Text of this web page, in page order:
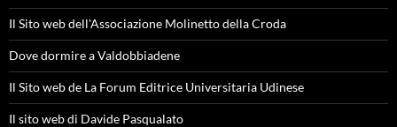
Il Sito web dell'Associazione Molinetto della Croda
Dove dormire a Valdobbiadene
Il Sito web de La Forum Editrice Universitaria Udinese
Il sito web di Davide Pasqualato